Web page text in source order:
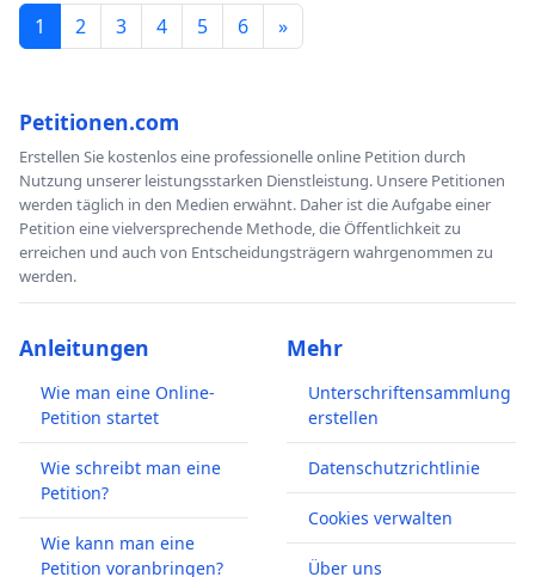
1 2 3 4 5 6 »
Petitionen.com
Erstellen Sie kostenlos eine professionelle online Petition durch
Nutzung unserer leistungsstarken Dienstleistung. Unsere Petitionen
werden täglich in den Medien erwähnt. Daher ist die Aufgabe einer
Petition eine vielversprechende Methode, die Öffentlichkeit zu
erreichen und auch von Entscheidungsträgern wahrgenommen zu
werden.
Anleitungen
Wie man eine Online-
Petition startet
Wie schreibt man eine
Petition?
Wie kann man eine
Petition voranbringen?
Mehr
Unterschriftensammlung
erstellen
Datenschutzrichtlinie
Cookies verwalten
Über uns